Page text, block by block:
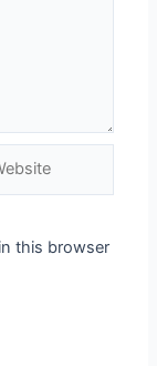
this browser